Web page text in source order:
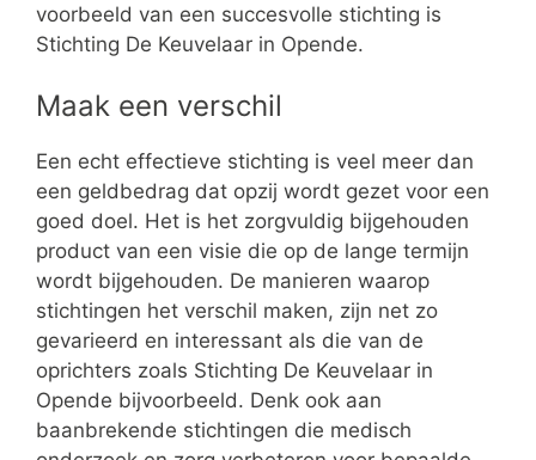
voorbeeld van een succesvolle stichting is
Stichting De Keuvelaar in Opende.
Maak een verschil
Een echt effectieve stichting is veel meer dan
een geldbedrag dat opzij wordt gezet voor een
goed doel. Het is het zorgvuldig bijgehouden
product van een visie die op de lange termijn
wordt bijgehouden. De manieren waarop
stichtingen het verschil maken, zijn net zo
gevarieerd en interessant als die van de
oprichters zoals Stichting De Keuvelaar in
Opende bijvoorbeeld. Denk ook aan
baanbrekende stichtingen die medisch